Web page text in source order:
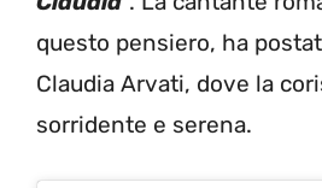
questo pensiero, ha
Claudia Arvati, dove la
sorridente e serena.